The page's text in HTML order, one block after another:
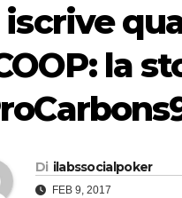
iscrive
la
Di ilabssocialpoker
FEB 9, 2017